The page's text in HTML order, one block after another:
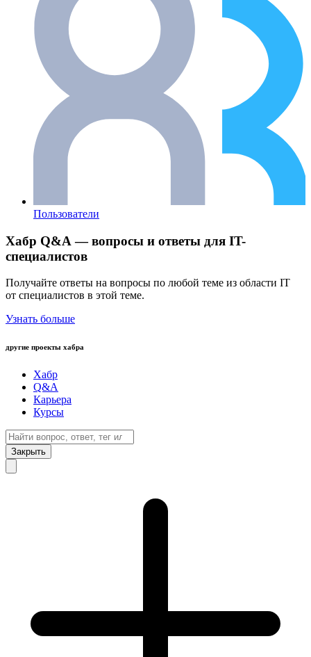
Пользователи
Хабр Q&A — вопросы и ответы для IT-
специалистов
Получайте ответы на вопросы по любой теме из области IT
от специалистов в этой теме.
Узнать больше
другие проекты хабра
Хабр
Q&A
Карьера
Курсы
Закрыть